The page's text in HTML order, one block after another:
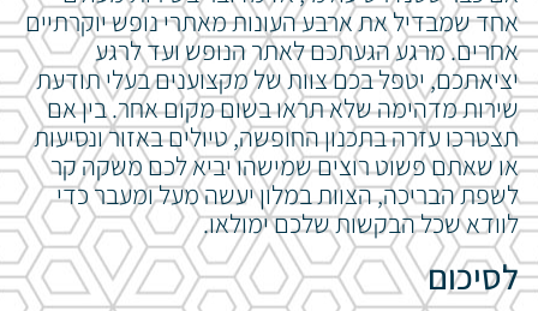
אחד שמבדיל את ארבע העונות מאתרי נופש יוקרתיים
אחרים.מרגע הגעתכם לאתר הנופש ועד לרגע
יציאתכם, יטפל בכם צוות של מקצוענים בעלי תודעת
שירות מדהימה שלא תראו בשום מקום אחר.בין אם
תצטרכו עזרה בתכנון החופשה, טיולים באזור ונסיעות
או שאתם פשוט רוצים שמישהו יביא לכם משקה קר
לשפת הבריכה, הצוות במלון יעשה מעל ומעבר כדי
לוודא שכל הבקשות שלכם ימולאו.
לסיכום